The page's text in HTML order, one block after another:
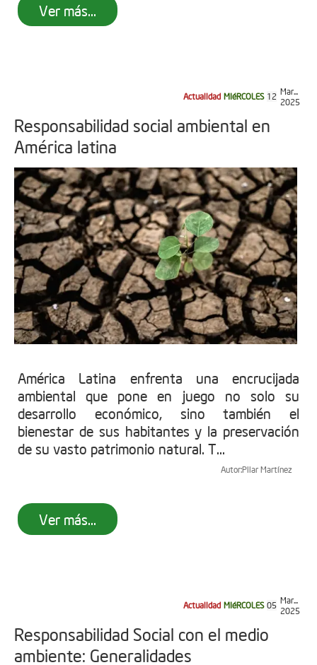
Ver más...
Actualidad MIéRCOLES 12 Mar...
2025
Responsabilidad social ambiental en
América latina
América Latina enfrenta una encrucijada
ambiental que pone en juego no solo su
desarrollo económico, sino también el
bienestar de sus habitantes y la preservación
de su vasto patrimonio natural. T...
Autor:Pilar Martínez
Ver más...
Actualidad MIéRCOLES 05 Mar...
2025
Responsabilidad Social con el medio
ambiente: Generalidades